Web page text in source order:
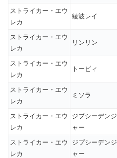
ストライカー・エウ
レカ
綾波レイ
ストライカー・エウ
レカ
リンリン
ストライカー・エウ
レカ
トービィ
ストライカー・エウ
レカ
ミソラ
ストライカー・エウ
レカ
ジプシーデンジ
ャー
ストライカー・エウ
レカ
ジプシーデンジ
ャー